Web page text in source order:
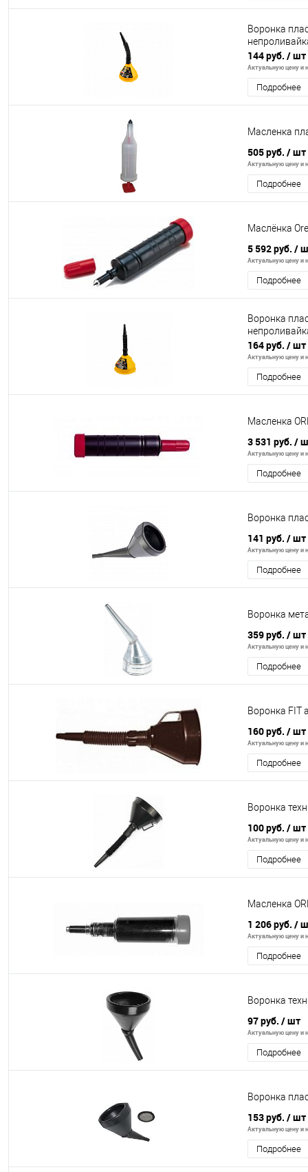
Воронка
144 руб. / шт
Актуальную цену и
Подробнее
Масленка
505 руб. / шт
Актуальную цену и
Подробнее
Маслёнка
5 592 руб. /
Актуальную цену и
Подробнее
Воронка
164 руб. / шт
Актуальную цену и
Подробнее
Масленка
3 531 руб. /
Актуальную цену и
Подробнее
Воронка
141 руб. / шт
Актуальную цену и
Подробнее
Воронка
359 руб. / шт
Актуальную цену и
Подробнее
Воронка FIT
160 руб. / шт
Актуальную цену и
Подробнее
Воронка
100 руб. / шт
Актуальную цену и
Подробнее
Масленка
1 206 руб. /
Актуальную цену и
Подробнее
Воронка
97 руб. / шт
Актуальную цену и
Подробнее
Воронка
153 руб. / шт
Актуальную цену и
Подробнее